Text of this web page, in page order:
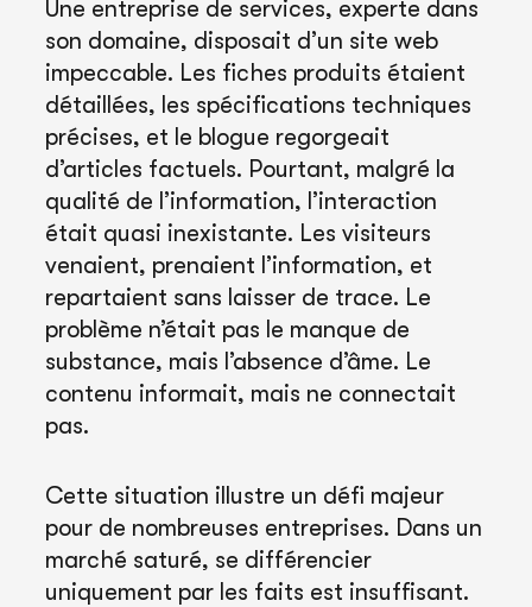
Une entreprise de services, experte dans
son domaine, disposait d’un site web
impeccable. Les fiches produits étaient
détaillées, les spécifications techniques
précises, et le blogue regorgeait
d’articles factuels. Pourtant, malgré la
qualité de l’information, l’interaction
était quasi inexistante. Les visiteurs
venaient, prenaient l’information, et
repartaient sans laisser de trace. Le
problème n’était pas le manque de
substance, mais l’absence d’âme. Le
contenu informait, mais ne connectait
pas.
Cette situation illustre un défi majeur
pour de nombreuses entreprises. Dans un
marché saturé, se différencier
uniquement par les faits est insuffisant.